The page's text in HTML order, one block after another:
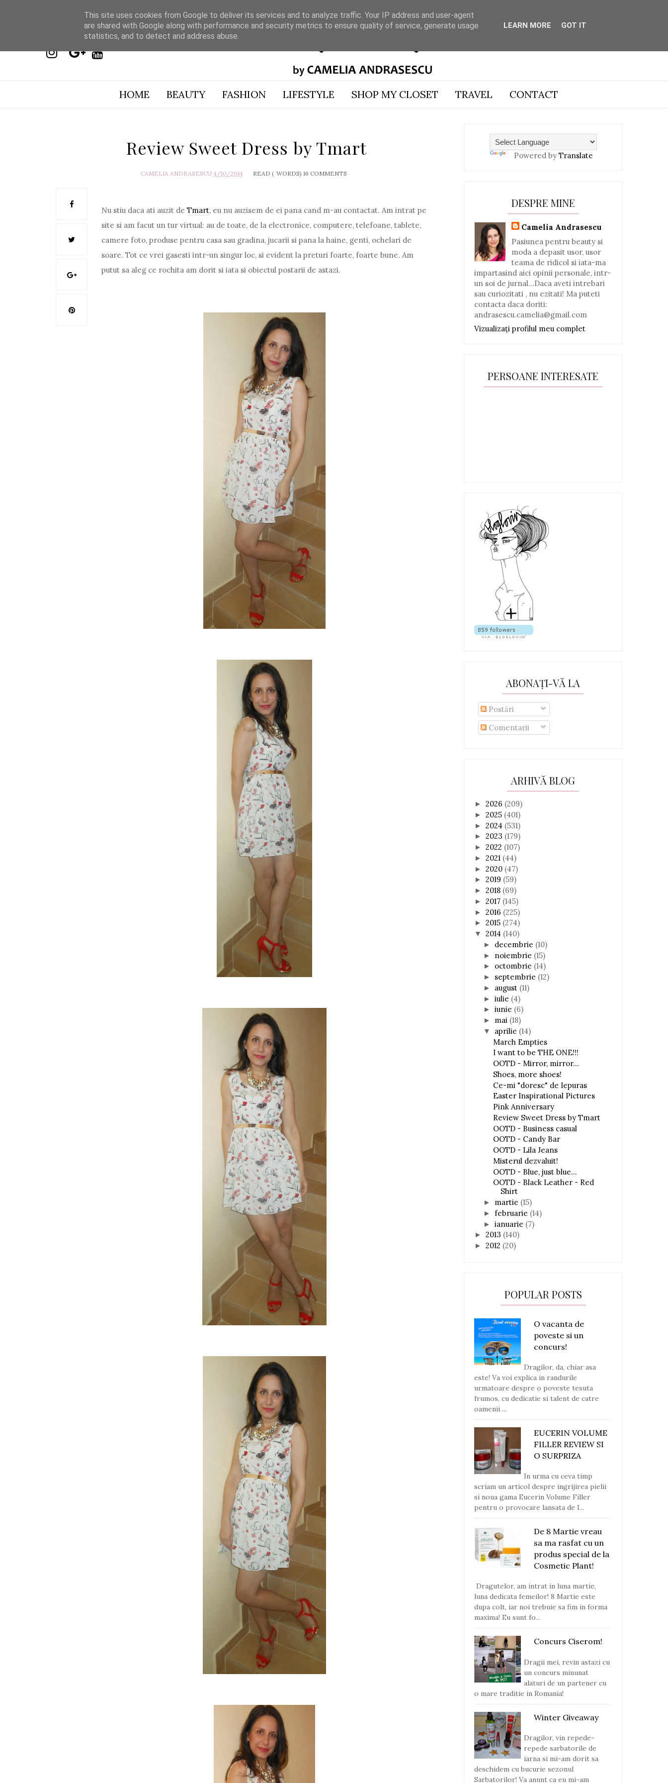
HOME BEAUTY FASHION LIFESTYLE SHOP MY CLOSET TRAVEL CONTACT
Review Sweet Dress by Tmart
CAMELIA ANDRASESCU 4/10/2014 READ ( WORDS) 16 COMMENTS
Nu stiu daca ati auzit deTmart, eu nu auzisem de ei pana cand m-au contactat. Am intrat pe
site si am facut un tur virtual: au de toate, de la electronice, computere, telefoane, tablete,
camere foto, produse pentru casa sau gradina, jucarii si pana la haine, genti, ochelari de
soare. Tot ce vrei gasesti intr-un singur loc, si evident la preturi foarte, foarte bune. Am
putut sa aleg ce rochita am dorit si iata si obiectul postarii de astazi.
Powered by Translate
DESPRE MINE
Camelia Andrasescu
Pasiunea pentru beauty si
moda a depasit usor, usor
teama de ridicol si iata-ma
impartasind aici opinii personale, intr-
un soi de jurnal...Daca aveti intrebari
sau curiozitati , nu ezitati! Ma puteti
contacta daca doriti:
andrasescu.camelia@gmail.com
Vizualizați profilul meu complet
PERSOANE INTERESATE
ABONAȚI-VĂ LA
Postări
Comentarii
ARHIVĂ BLOG
► 2026 (209)
► 2025 (401)
► 2024 (531)
► 2023 (179)
► 2022 (107)
► 2021 (44)
► 2020 (47)
► 2019 (59)
► 2018 (69)
► 2017 (145)
► 2016 (225)
► 2015 (274)
▼ 2014 (140)
► decembrie (10)
► noiembrie (15)
► octombrie (14)
► septembrie (12)
► august (11)
► iulie (4)
► iunie (6)
► mai (18)
▼ aprilie (14)
March Empties
I want to be THE ONE!!!
OOTD - Mirror, mirror...
Shoes, more shoes!
Ce-mi "doresc" de Iepuras
Easter Inspirational Pictures
Pink Anniversary
Review Sweet Dress by Tmart
OOTD - Business casual
OOTD - Candy Bar
OOTD - Lila Jeans
Misterul dezvaluit!
OOTD - Blue, just blue...
OOTD - Black Leather - Red
Shirt
► martie (15)
► februarie (14)
► ianuarie (7)
► 2013 (140)
► 2012 (20)
POPULAR POSTS
O vacanta de
poveste si un
concurs!
Dragilor, da, chiar asa
este! Va voi explica in randurile
urmatoare despre o poveste tesuta
frumos, cu dedicatie si talent de catre
oamenii ...
EUCERIN VOLUME
FILLER REVIEW SI
O SURPRIZA
In urma cu ceva timp
scriam un articol despre ingrijirea pielii
si noua gama Eucerin Volume Filler
pentru o provocare lansata de I...
De 8 Martie vreau
sa ma rasfat cu un
produs special de la
Cosmetic Plant!
Dragutelor, am intrat in luna martie,
luna dedicata femeilor! 8 Martie este
dupa colt, iar noi trebuie sa fim in forma
maxima! Eu sunt fo...
Concurs Ciserom!
Dragii mei, revin astazi cu
un concurs minunat
alaturi de un partener cu
o mare traditie in Romania!
Winter Giveaway
Dragilor, vin repede-
repede sarbatorile de
iarna si mi-am dorit sa
deschidem cu bucurie sezonul
Sarbatorilor! Va anunt ca eu mi-am
This site uses cookies from Google to deliver its services and to analyze traffic. Your IP address and user-agent
are shared with Google along with performance and security metrics to ensure quality of service, generate usage
statistics, and to detect and address abuse.
LEARN MORE GOT IT